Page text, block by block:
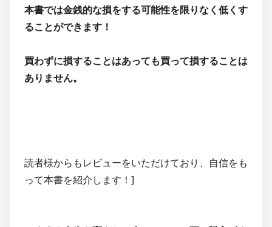
本書では金銭的な損をする可能性を限りなく低くす
ることができます！
買わずに損することはあっても買って損することは
ありません。
読者様からもレビューをいただけており、自信をも
って本書を紹介します！]